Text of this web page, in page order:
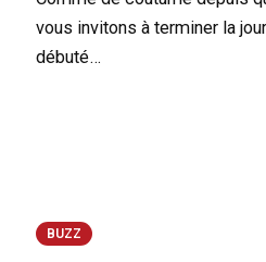
vous invitons à terminer la
débuté…
BUZZ